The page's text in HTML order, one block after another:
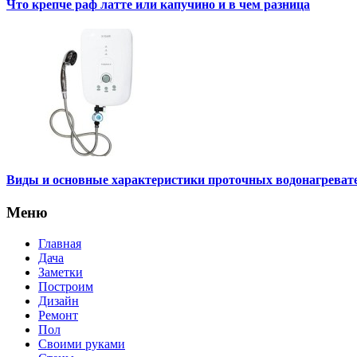
Что крепче раф латте или капучино и в чем разница
Виды и основные характеристики проточных
Меню
Главная
Дача
Заметки
Построим
Дизайн
Ремонт
Пол
Своими руками